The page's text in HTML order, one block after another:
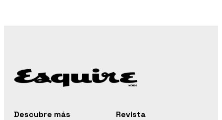
Descubre más
Revista